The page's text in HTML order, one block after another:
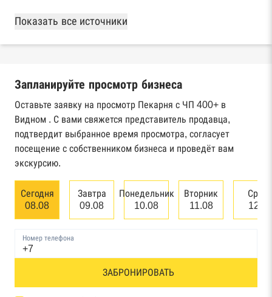
База Росстата
Реестры ЕГРЮЛ и ЕГРИП Федеральной
Реестр государственных контрактов
Федерального казначейства
Картотека арбитражных дел Высшего
арбитражного суда
банкротстве юридических лиц
Единый федеральный реестр сведений о
банкротстве физических лиц
Реестр товарных знаков и знаков обслуживания
Показать все источники
Запланируйте просмотр бизнеса
Оставьте заявку на просмотр Пекарня с ЧП 400+ в
Видном . С вами свяжется представитель продавца,
подтвердит выбранное время просмотра, согласует
посещение с собственником бизнеса и проведёт вам
экскурсию.
Сегодня
08.08
Завтра
09.08
Понедельник
10.08
Вторник
11.08
12.08
Номер телефона
ЗАБРОНИРОВАТЬ